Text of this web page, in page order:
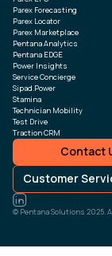
Parex Forecasting
Parex Locator
Parex Marketplace
Pentana Analytics
Pentana EDGE
Power Insights
Service Concierge
Sipad.Power
Stamina
Technician Mobility
Test Drive
Traction CRM
Contact
Customer
© Pentana Solutions 2025.